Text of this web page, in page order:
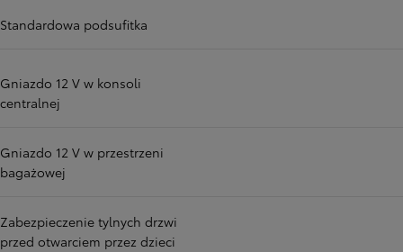
Standardowa podsufitka
Gniazdo 12 V w konsoli
centralnej
Gniazdo 12 V w przestrzeni
bagażowej
Zabezpieczenie tylnych drzwi
przed otwarciem przez dzieci